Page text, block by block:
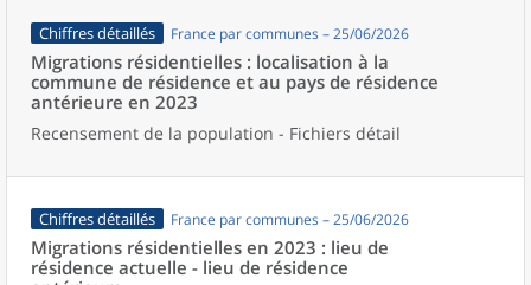
Chiffres détaillés France par communes – 25/06/2026
Migrations résidentielles : localisation à la
commune de résidence et au pays de résidence
antérieure en 2023
Recensement de la population - Fichiers détail
Chiffres détaillés France par communes – 25/06/2026
Migrations résidentielles en 2023 : lieu de
résidence actuelle - lieu de résidence